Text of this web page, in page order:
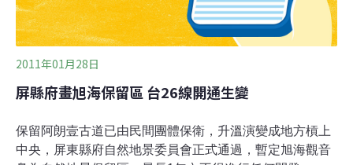
2011年01月28日
屏縣府畫旭海保留區 台26線開通生變
保留阿朗壹古道已由民間團體保衛，升溫演變成地方槓上
中央，屏東縣府自然地景委員會正式通過，暫定旭海觀音